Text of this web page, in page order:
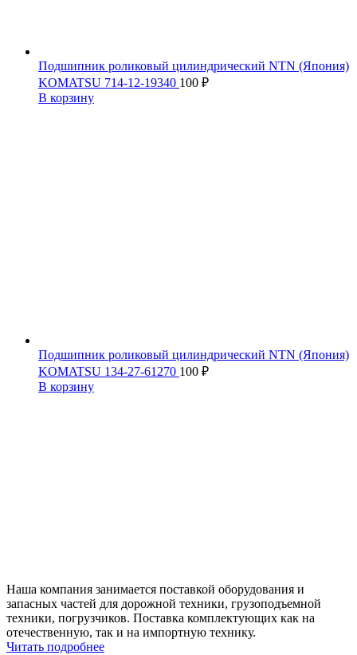
Подшипник роликовый цилиндрический NTN (Япония)
KOMATSU 714-12-19340 100 ₽
В корзину
Подшипник роликовый цилиндрический NTN (Япония)
KOMATSU 134-27-61270 100 ₽
В корзину
Наша компания занимается поставкой оборудования и
запасных частей для дорожной техники, грузоподъемной
техники, погрузчиков. Поставка комплектующих как на
отечественную, так и на импортную технику.
Читать подробнее